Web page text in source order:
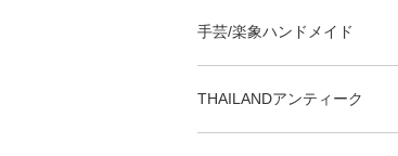
手芸/楽象ハンドメイド
THAILANDアンティーク